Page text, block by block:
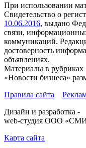
При использовании
Свидетельство о
10.06.2016, выдано
связи,
коммуникаций.
достоверность
объявлениях.
Материалы в
«Новости бизнеса»
Правила сайта
Дизайн и разработка -
web-студия ООО
Карта сайта